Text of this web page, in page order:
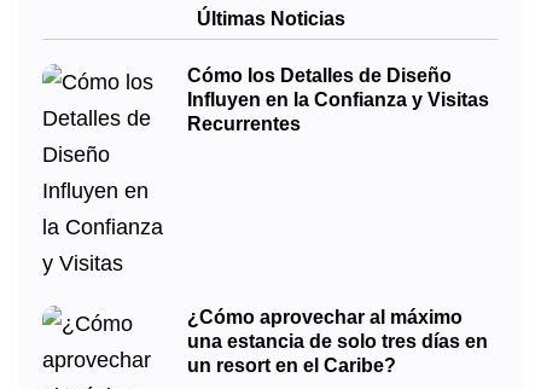
Últimas Noticias
Cómo los Detalles de Diseño
Influyen en la Confianza y Visitas
Recurrentes
¿Cómo aprovechar al máximo
una estancia de solo tres días en
un resort en el Caribe?